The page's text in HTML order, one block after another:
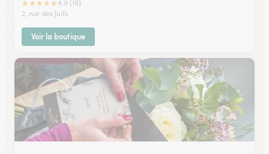
★★★★★4.9 (19)
2, rue des Juifs
Voir la boutique